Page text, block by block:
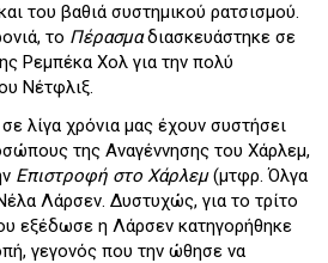
του βαθιά συστημικού ρατσισμού.
το Πέρασμαδιασκευάστηκε σε
Ρεμπέκα Χολ για την πολύ
Νέτφλιξ.
λίγα χρόνια μας έχουν συστήσει
της Αναγέννησης του Χάρλεμ,
Επιστροφή στο Χάρλεμ(μτφρ. Όλγα
Λάρσεν. Δυστυχώς, για το τρίτο
εξέδωσε η Λάρσεν κατηγορήθηκε
γεγονός που την ώθησε να